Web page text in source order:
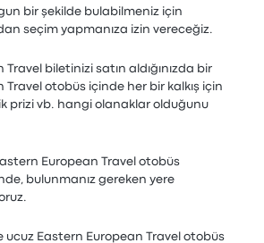
bir şekilde bulabilmeniz için
seçim yapmanıza izin vereceğiz.
biletinizi satın aldığınızda bir
Travel otobüs içinde her bir kalkış için
prizi vb. hangi olanaklar olduğunu
European Travel otobüs
bulunmanız gereken yere
ucuz Eastern European Travel otobüs